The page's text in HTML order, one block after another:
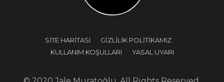
SİTE HARİTASI
GİZLİLİK POLİTİKAMIZ
KULLANIM KOŞULLARI
YASAL UYARI